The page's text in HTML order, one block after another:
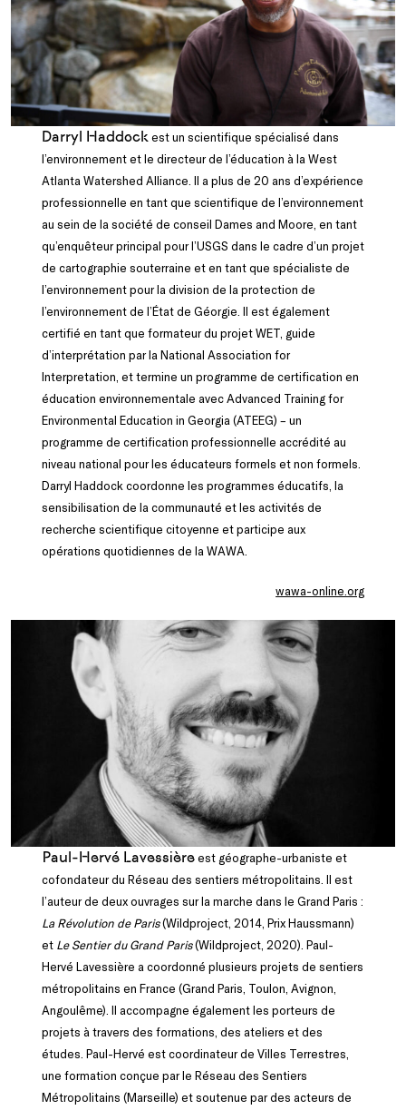
Darryl Haddock est un scientifique spécialisé dans
l’environnement et le directeur de l’éducation à la West
Atlanta Watershed Alliance. Il a plus de 20 ans d’expérience
professionnelle en tant que scientifique de l’environnement
au sein de la société de conseil Dames and Moore, en tant
qu’enquêteur principal pour l’USGS dans le cadre d’un projet
de cartographie souterraine et en tant que spécialiste de
l’environnement pour la division de la protection de
l’environnement de l’État de Géorgie. Il est également
certifié en tant que formateur du projet WET, guide
d’interprétation par la National Association for
Interpretation, et termine un programme de certification en
éducation environnementale avec Advanced Training for
Environmental Education in Georgia (ATEEG) – un
programme de certification professionnelle accrédité au
niveau national pour les éducateurs formels et non formels.
Darryl Haddock coordonne les programmes éducatifs, la
sensibilisation de la communauté et les activités de
recherche scientifique citoyenne et participe aux
opérations quotidiennes de la WAWA.
wawa-online.org
Paul-Hervé Lavessièreest géographe-urbaniste et
cofondateur du Réseau des sentiers métropolitains. Il est
l’auteur de deux ouvrages sur la marche dans le Grand Paris :
La Révolution de Paris(Wildproject, 2014, Prix Haussmann)
et Le Sentier du Grand Paris(Wildproject, 2020). Paul-
Hervé Lavessière a coordonné plusieurs projets de sentiers
métropolitains en France (Grand Paris, Toulon, Avignon,
Angoulême). Il accompagne également les porteurs de
projets à travers des formations, des ateliers et des
études. Paul-Hervé est coordinateur de Villes Terrestres,
une formation conçue par le Réseau des Sentiers
Métropolitains (Marseille) et soutenue par des acteurs de